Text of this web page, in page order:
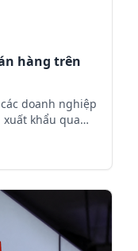
hàng trên
doanh nghiệp
khẩu qua